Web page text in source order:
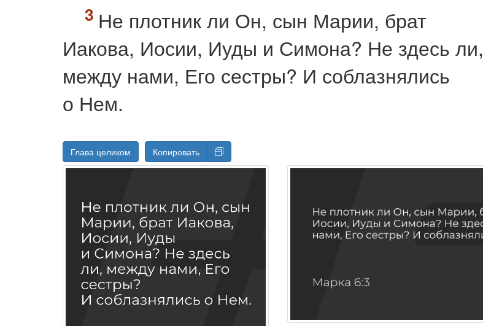
Не плотник ли Он, сын Марии, брат
Иакова, Иосии, Иуды и Симона? Не здесь ли,
между нами, Его сестры? И соблазнялись
о Нем.
Глава целиком Копировать